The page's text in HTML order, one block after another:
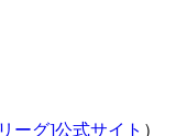
ーグ]公式サイト ）